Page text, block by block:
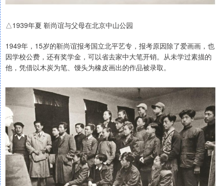
△1939年夏 靳尚谊与父母在北京中山公园
1949年，15岁的靳尚谊报考国立北平艺专，报考原因除了爱画画，也
因学校公费，还有奖学金，可以省去家中大笔开销。从未学过素描的
他，凭借以木炭为笔、馒头为橡皮画出的作品被录取。